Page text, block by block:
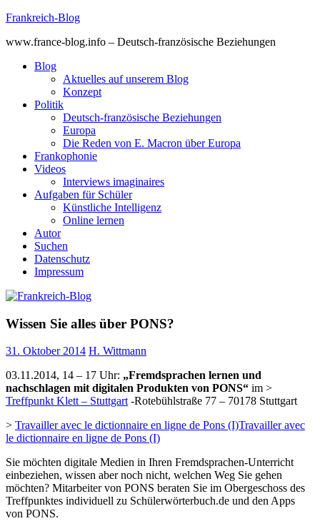
Skip
content
Frankreich-Blog
www.france-blog.info – Deutsch-französische Beziehungen
Blog
Aktuelles auf unserem Blog
Konzept
Politik
Deutsch-französische Beziehungen
Europa
Die Reden von E. Macron über Europa
Frankophonie
Videos
Interviews imaginaires
Aufgaben für Schüler
Künstliche Intelligenz
Online lernen
Autor
Suchen
Datenschutz
Impressum
Wissen Sie alles über PONS?
31. Oktober 2014 H. Wittmann
03.11.2014, 14 – 17 Uhr: „Fremdsprachen lernen und
nachschlagen mit digitalen Produkten von PONS“ im >
Treffpunkt Klett – Stuttgart-Rotebühlstraße 77 – 70178 Stuttgart
> Travailler avec le dictionnaire en ligne de Pons (I)Travailler avec
le dictionnaire en ligne de Pons (I)
Sie möchten digitale Medien in Ihren Fremdsprachen-Unterricht
einbeziehen, wissen aber noch nicht, welchen Weg Sie gehen
möchten? Mitarbeiter von PONS beraten Sie im Obergeschoss des
Treffpunktes individuell zu Schülerwörterbuch.de und den Apps
von PONS.